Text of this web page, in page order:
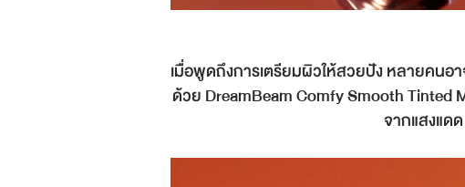
เมื่อพูดถึงการเตรียมผิวให้สวยปัง หลายคน
ด้วย DreamBeam Comfy Smooth Tinted
จากแสงแด